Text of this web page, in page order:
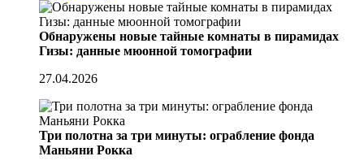
Обнаружены новые тайные комнаты в пирамидах
Гизы: данные мюонной томографии
27.04.2026
Три полотна за три минуты: ограбление фонда
Маньяни Рокка